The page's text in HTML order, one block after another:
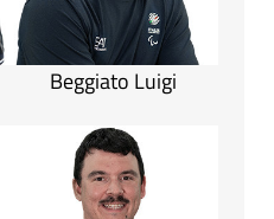
Beggiato Luigi